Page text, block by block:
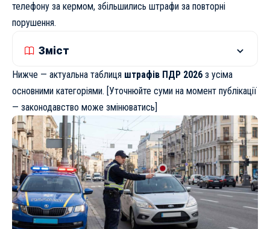
телефону за кермом, збільшились штрафи за повторні
порушення.
Зміст
Нижче — актуальна таблиця штрафів ПДР 2026 з усіма
основними категоріями. [Уточнюйте суми на момент публікації
— законодавство може змінюватись]